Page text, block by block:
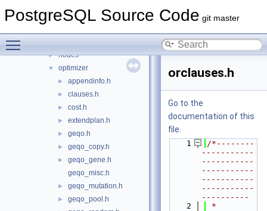
PostgreSQL Source Code git master
► lib
► nodes
▼ optimizer
► appendinfo.h
► clauses.h
► cost.h
► extendplan.h
► geqo.h
► geqo_copy.h
►
geqo_gene.h
geqo_misc.h
► geqo_mutation.h
► geqo_pool.h
orclauses.h
Go to the
documentation of this
file.
    1
/*--------
-----------
-----------
-----------
-----------
-----------
----------
    2
*